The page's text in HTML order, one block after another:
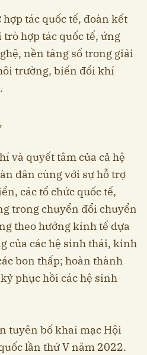
tác quốc tế, đoàn kết
hợp tác quốc tế, ứng
nền tảng số trong giải
trường, biến đổi khí
và quyết tâm của cả hệ
dân cùng với sự hỗ trợ
các tổ chức quốc tế,
trong chuyển đổi chuyển
theo hướng kinh tế dựa
của các hệ sinh thái, kinh
bon thấp; hoàn thành
phục hồi các hệ sinh
tuyên bố khai mạc Hội
lần thứ V năm 2022.